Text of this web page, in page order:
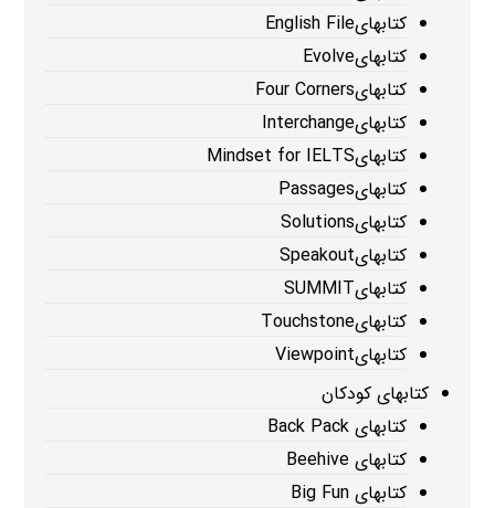
کتابهایEnglish File
کتابهایEvolve
کتابهایFour Corners
کتابهایInterchange
کتابهایMindset for IELTS
کتابهایPassages
کتابهایSolutions
کتابهایSpeakout
کتابهایSUMMIT
کتابهایTouchstone
کتابهایViewpoint
کتابهای کودکان
کتابهای Back Pack
کتابهای Beehive
کتابهای Big Fun